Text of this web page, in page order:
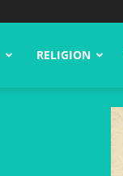
RELIGION